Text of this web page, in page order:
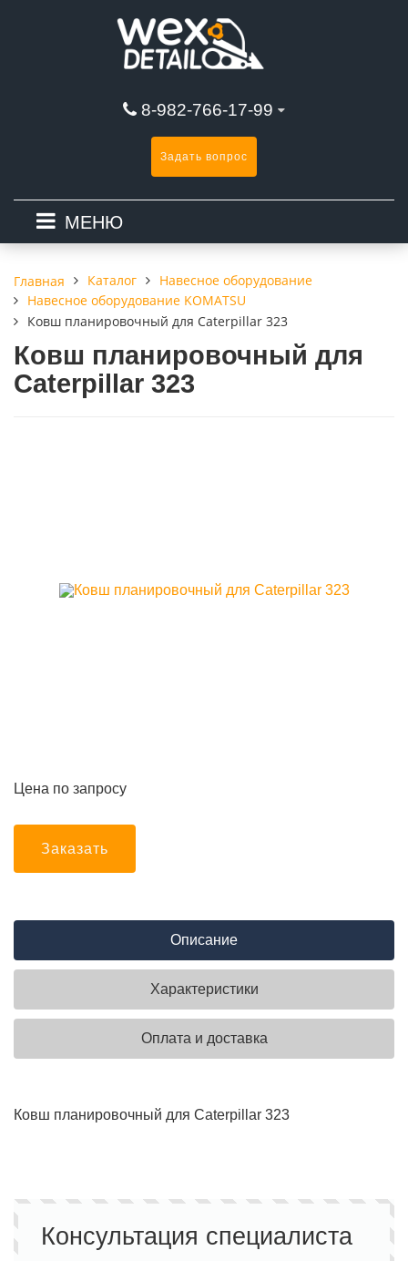
8-982-766-17-99
Задать вопрос
МЕНЮ
Главная Каталог
Навесное оборудование
Навесное оборудование KOMATSU
Ковш планировочный для Caterpillar 323
Ковш планировочный для
Caterpillar 323
Цена по запросу
Заказать
Описание
Характеристики
Оплата и доставка
Ковш планировочный для Caterpillar 323
Консультация специалиста